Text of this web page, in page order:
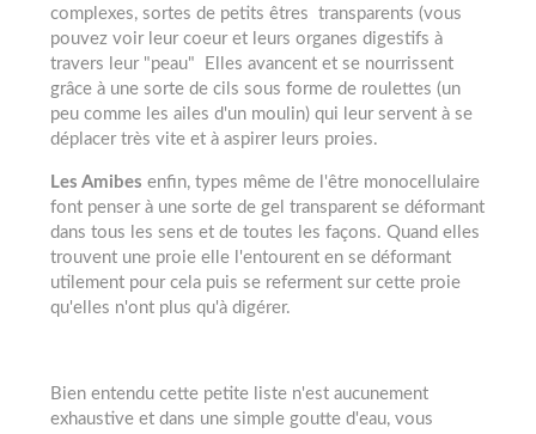
complexes, sortes de petits êtres transparents (vous
pouvez voir leur coeur et leurs organes digestifs à
travers leur "peau" Elles avancent et se nourrissent
grâce à une sorte de cils sous forme de roulettes (un
peu comme les ailes d'un moulin) qui leur servent à se
déplacer très vite et à aspirer leurs proies.
Les Amibes enfin, types même de l'être monocellulaire
font penser à une sorte de gel transparent se déformant
dans tous les sens et de toutes les façons. Quand elles
trouvent une proie elle l'entourent en se déformant
utilement pour cela puis se referment sur cette proie
qu'elles n'ont plus qu'à digérer.
Bien entendu cette petite liste n'est aucunement
exhaustive et dans une simple goutte d'eau, vous